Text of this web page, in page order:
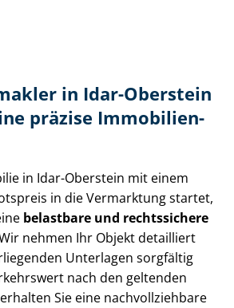
in Idar-Oberstein
präzise Im­mo­bi­li­en­
in Idar-Oberstein mit einem
in die Vermarktung startet,
belastbare und rechtssichere
nehmen Ihr Objekt detailliert
Unterlagen sorgfältig
nach den geltenden
Sie eine nach­voll­zieh­ba­re